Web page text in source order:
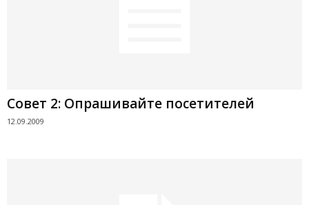
Совет 2: Опрашивайте посетителей
12.09.2009